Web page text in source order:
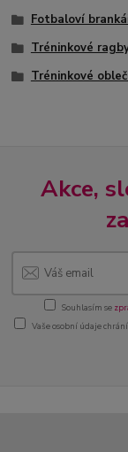
Fotbaloví
Tréninkové
Tréninkové
Akce,
Souhlasím se
Vaše osobní údaje